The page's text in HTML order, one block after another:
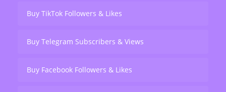
Buy TikTok Followers & Likes
Buy Telegram Subscribers & Views
Buy Facebook Followers & Likes